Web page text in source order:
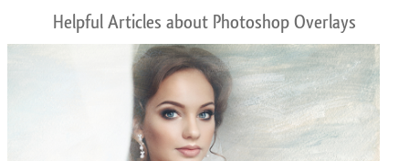
Helpful Articles about Photoshop Overlays